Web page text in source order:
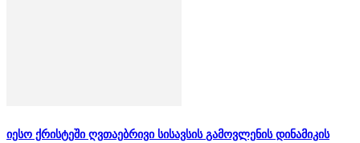
იესო ქრისტეში ღვთაებრივი სისავსის გამოვლენის დინამიკის